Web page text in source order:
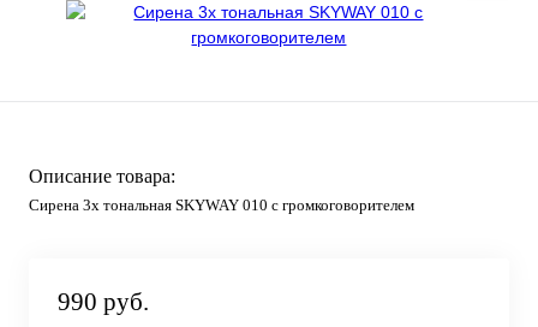
Описание товара:
Сирена 3х тональная SKYWAY 010 с громкоговорителем
990 руб.